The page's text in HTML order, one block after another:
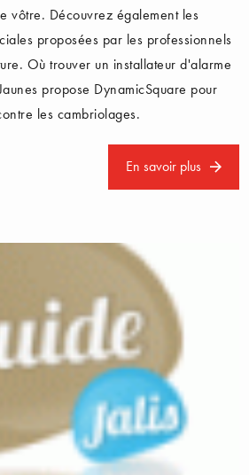
vôtre. Découvrez également les
proposées par les professionnels
Où trouver un installateur d'alarme
propose DynamicSquare pour
les cambriolages.
En savoir plus